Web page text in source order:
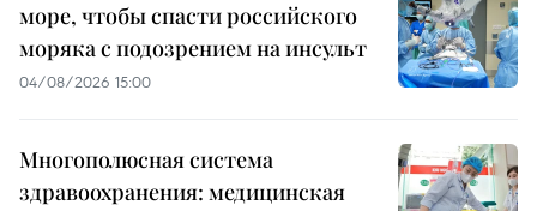
море, чтобы спасти российского
моряка с подозрением на инсульт
04/08/2026 15:00
Многополюсная система
здравоохранения: медицинская